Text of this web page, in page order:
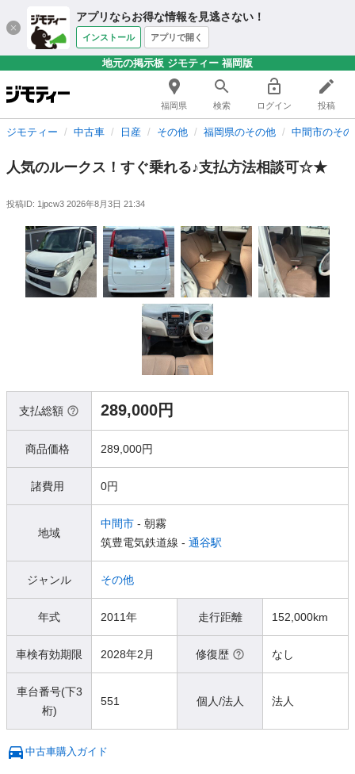
アプリならお得な情報を見逃さない！
インストール アプリで開く
地元の掲示板 ジモティー 福岡版
福岡県 検索 ログイン 投稿
ジモティー 中古車 日産 その他 福岡県のその他 中間市のそ
人気のルークス！すぐ乗れる♪支払方法相談可☆★
投稿ID: 1jpcw3 2026年8月3日 21:34
支払総額 289,000円
商品価格 289,000円
諸費用 0円
地域
中間市 - 朝霧
筑豊電気鉄道線 - 通谷駅
ジャンル その他
年式 2011年 走行距離 152,000km
車検有効期限 2028年2月 修復歴 なし
車台番号(下3
桁)
551 個人/法人 法人
中古車購入ガイド